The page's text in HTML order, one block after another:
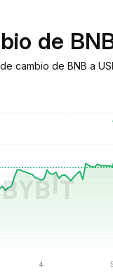
de
cambio de BNB a